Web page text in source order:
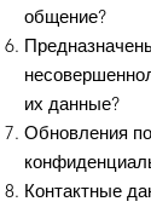
общение?
их данные?
Обновления
Контактные